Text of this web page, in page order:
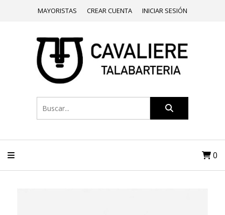
MAYORISTAS CREAR CUENTA INICIAR SESIÓN
0